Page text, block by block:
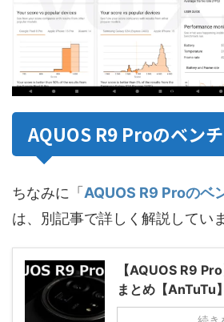
AQUOS R9 Proのベン
ちなみに「AQUOS R9 Proのベ
は、別記事で詳しく解説していま
【AQUOS R9
まとめ【AnTuTu】